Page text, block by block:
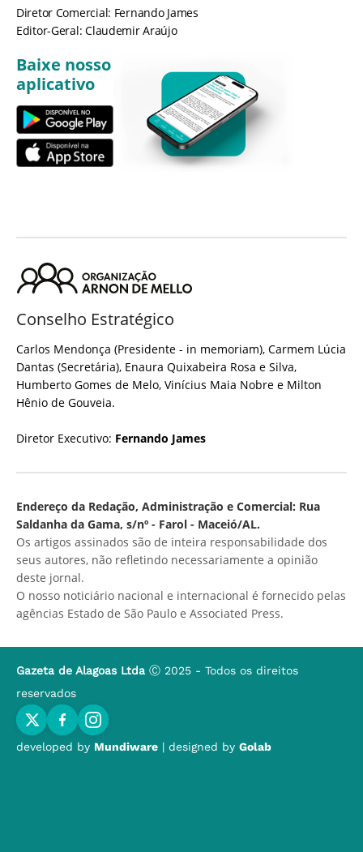
Diretor Comercial: Fernando James
Editor-Geral: Claudemir Araújo
Baixe nosso
aplicativo
Conselho Estratégico
Carlos Mendonça (Presidente - in memoriam), Carmem Lúcia
Dantas (Secretária), Enaura Quixabeira Rosa e Silva,
Humberto Gomes de Melo, Vinícius Maia Nobre e Milton
Hênio de Gouveia.
Diretor Executivo: Fernando James
Endereço da Redação, Administração e Comercial: Rua
Saldanha da Gama, s/nº - Farol - Maceió/AL.
Os artigos assinados são de inteira responsabilidade dos
seus autores, não refletindo necessariamente a opinião
deste jornal.
O nosso noticiário nacional e internacional é fornecido pelas
agências Estado de São Paulo e Associated Press.
Gazeta de Alagoas Ltda Ⓒ 2025 - Todos os direitos
reservados
developed by Mundiware | designed by Golab